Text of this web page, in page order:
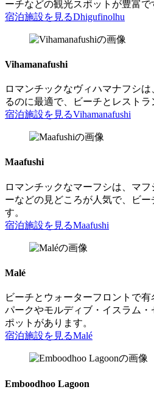
ーチなどの観光スポットが豊富で
宿泊施設を見るDhigufinolhu
Vihamanafushi
ロマンチックなヴィハマナフシ
るのに最適で、ビーチとレストラ
宿泊施設を見るVihamanafushi
Maafushi
ロマンチックなマーフシは、マ
ーなどの見どころが人気で、ビ
す。
宿泊施設を見るMaafushi
Malé
ビーチとウォーターフロントで
パークやモルディブ・イスラム
ポットがあります。
宿泊施設を見るMalé
Emboodhoo Lagoon